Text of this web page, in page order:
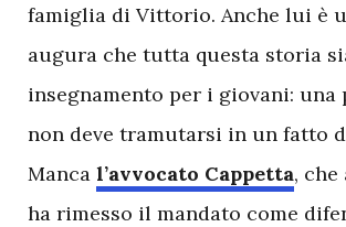
famiglia di Vittorio. Anche lui è
augura che tutta questa storia
insegnamento per i giovani: una
non deve tramutarsi in un fatto
Manca l’avvocato Cappetta, che
ha rimesso il mandato come